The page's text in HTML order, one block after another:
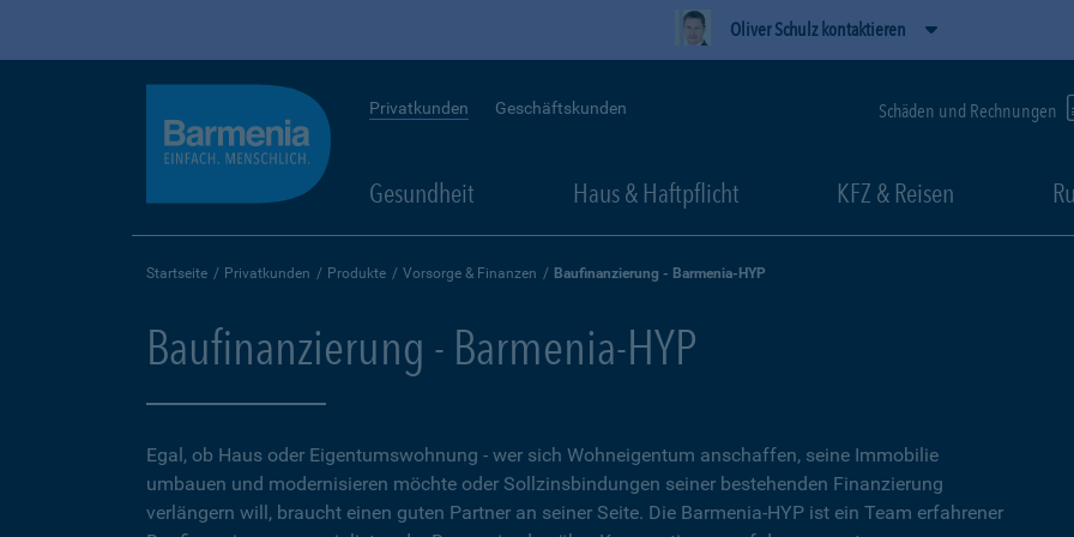
Oliver Schulz kontaktieren
Privatkunden Geschäftskunden Schäden und Rechnungen
Gesundheit Haus & Haftpflicht KFZ & Reisen
Startseite Privatkunden Produkte Vorsorge & Finanzen Baufinanzierung - Barmenia-HYP
Baufinanzierung - Barmenia-HYP
Egal, ob Haus oder Eigentumswohnung - wer sich Wohneigentum anschaffen, seine Immobilie
umbauen und modernisieren möchte oder Sollzinsbindungen seiner bestehenden Finanzierung
verlängern will, braucht einen guten Partner an seiner Seite. Die Barmenia-HYP ist ein Team erfahrener